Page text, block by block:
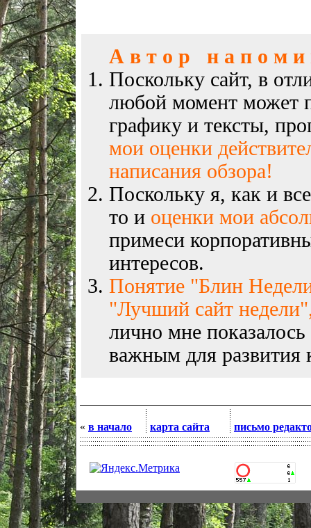
А в т о р н а п о м и
Поскольку сайт, в
любой момент может
графику и тексты,
мои оценки
написания обзора!
Поскольку я, как и
то и оценки мои
примеси
интересов.
Понятие "Блин
"Лучший сайт
лично мне
важным для развития
« в начало карта сайта письмо